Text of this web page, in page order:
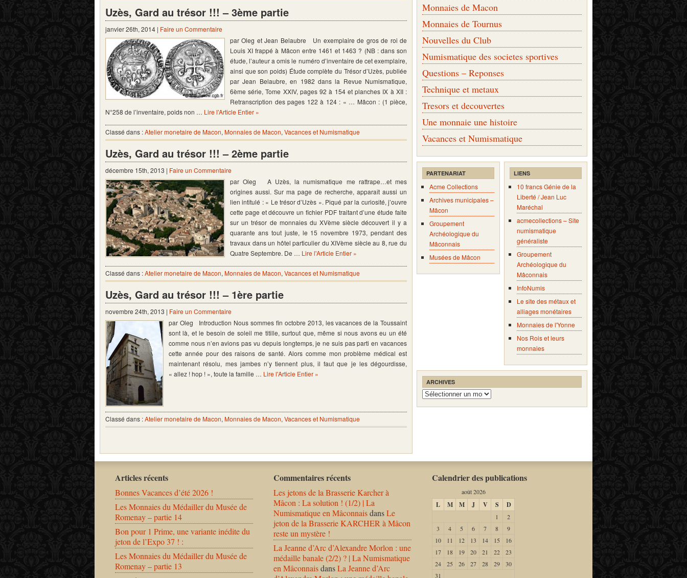
Uzès, Gard au trésor !!! – 3ème partie
janvier 26th, 2014 | Faire un Commentaire
par Oleg et Jean Belaubre Un exemplaire de gros de roi de
Louis XI frappé à Mâcon entre 1461 et 1463 ? (NB : dans son
étude, l’auteur a omis le numéro d’inventaire de cet exemplaire,
ainsi que son poids) Étude complète du Trésor d’Uzès, publiée
par Jean Belaubre, en 1982 dans la Revue Numismatique,
6ème série, Tome XXIV, pages 92 à 154 et planches IX à XII :
Retranscription des pages 122 à 124 : « … Mâcon : (1 pièce,
N°258 de l’inventaire, poids non … Lire l'Article Entier »
Classé dans :Atelier monetaire de Macon, Monnaies de Macon, Vacances et Numismatique
Uzès, Gard au trésor !!! – 2ème partie
décembre 15th, 2013 | Faire un Commentaire
par Oleg A Uzès, la numismatique me rattrape…et mes
origines aussi. Sur ma page de recherche, apparaît aussi un
lien intitulé : « Le trésor d’Uzès ». Piqué par la curiosité, j’ouvre
cette page et découvre un fichier PDF traitant d’une étude faite
sur un trésor de monnaies du XVème siècle découvert il y a
quarante ans tout juste, le 15 novembre 1973, pendant des
travaux dans un hôtel particulier du XIVème siècle au 8, rue du
Quatre Septembre. De … Lire l'Article Entier »
Classé dans :Atelier monetaire de Macon, Monnaies de Macon, Vacances et Numismatique
Uzès, Gard au trésor !!! – 1ère partie
novembre 24th, 2013 | Faire un Commentaire
par Oleg Introduction Nous sommes fin octobre 2013, les vacances de la Toussaint
sont là, et le besoin de soleil me titille, surtout que, même si nous avons eu un été
comme nous n’en avions pas vu depuis longtemps, je ne suis pas parti en vacances
cette année pour des raisons de santé. Alors comme mon problème médical est
maintenant résolu, mes jambes n’y tiennent plus, il faut que je les dégourdisse,
« allez ! hop ! », toute la famille … Lire l'Article Entier »
Classé dans :Atelier monetaire de Macon, Monnaies de Macon, Vacances et Numismatique
Monnaies de Macon
Monnaies de Tournus
Nouvelles du Club
Numismatique des societes sportives
Questions – Reponses
Technique et metaux
Tresors et decouvertes
Une monnaie une histoire
Vacances et Numismatique
PARTENARIAT
Acme Collections
Archives municipales –
Mâcon
Groupement
Archéologique du
Mâconnais
Musées de Mâcon
LIENS
10 francs Génie de la
Liberté / Jean Luc
Maréchal
acmecollections – Site
numismatique
généraliste
Groupement
Archéologique du
Mâconnais
InfoNumis
Le site des métaux et
alliages monétaires
Monnaies de l'Yonne
Nos Rois et leurs
monnaies
ARCHIVES
Archives
Articles récents
Bonnes Vacances d’été 2026 !
Les Monnaies du Médailler du Musée de
Romenay – partie 14
Bon pour 1 Prime, une variante inédite du
jeton de l’Expo 37 ! :
Les Monnaies du Médailler du Musée de
Romenay – partie 13
Commentaires récents
Les jetons de la Brasserie Karcher à
Mâcon : La solution ! (1/2) | La
Numismatique en MâconnaisdansLe
jeton de la Brasserie KARCHER à Mâcon
reste un mystère !
La Jeanne d’Arc d’Alexandre Morlon : une
médaille banale (2/2) ? | La Numismatique
en MâconnaisdansLa Jeanne d’Arc
Calendrier des publications
août 2026
L M M J V S D
1
2
3
4 5 6 7 8
9
10
11 12 13 14 15
16
17
18 19 20 21 22
23
24
25 26 27 28 29
30
31